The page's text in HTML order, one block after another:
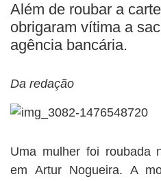
ANUNCIE
Além de roubar a
obrigaram vítima a
agência bancária.
Da redação
Uma mulher foi roubada
em Artur Nogueira. A